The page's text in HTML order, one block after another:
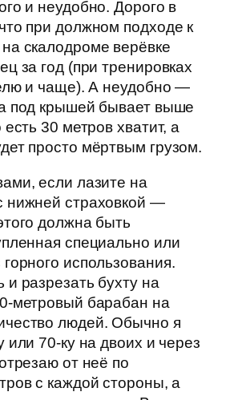
и неудобно. Дорого в
при должном подходе к
скалодроме верёвке
за год (при тренировках
и чаще). А неудобно —
под крышей бывает выше
30 метров хватит, а
просто мёртвым грузом.
если лазите на
нижней страховкой —
должна быть
специально или
использования.
и разрезать бухту на
метровый барабан на
людей. Обычно я
или 70-ку на двоих и через
от неё по
с каждой стороны, а